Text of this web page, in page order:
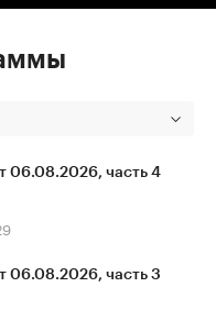
06.08.2026, часть 4
06.08.2026, часть 3